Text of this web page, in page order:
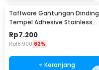
Taffware Gantungan Dinding
Tempel Adhesive Stainless
Steel 6 PCS - ST40
Rp7.200
Rp18.900 62%
+ Keranjang